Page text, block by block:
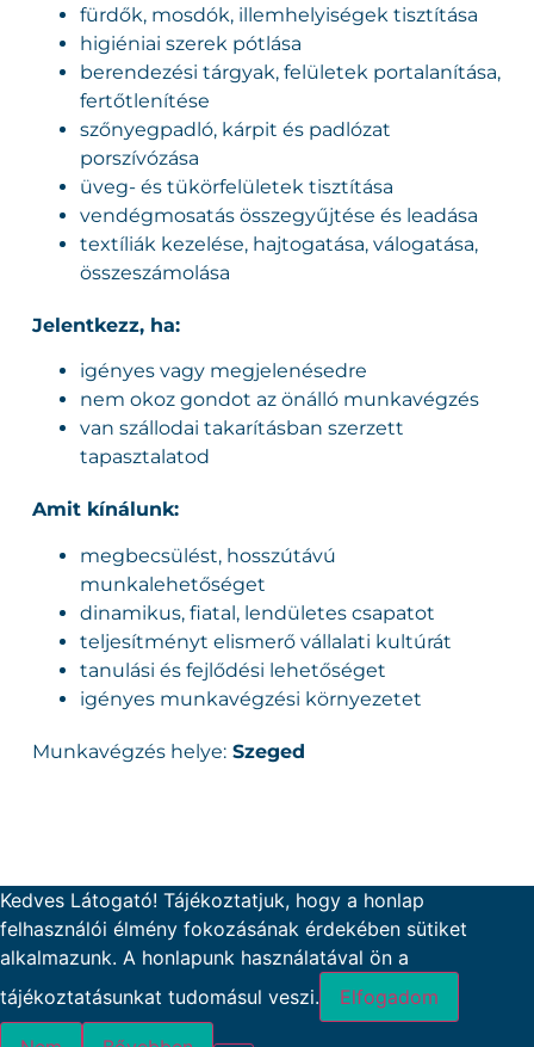
fürdők, mosdók, illemhelyiségek tisztítása
higiéniai szerek pótlása
berendezési tárgyak, felületek portalanítása,
fertőtlenítése
szőnyegpadló, kárpit és padlózat
porszívózása
üveg- és tükörfelületek tisztítása
vendégmosatás összegyűjtése és leadása
textíliák kezelése, hajtogatása, válogatása,
összeszámolása
Jelentkezz, ha:
igényes vagy megjelenésedre
nem okoz gondot az önálló munkavégzés
van szállodai takarításban szerzett
tapasztalatod
Amit kínálunk:
megbecsülést, hosszútávú
munkalehetőséget
dinamikus, fiatal, lendületes csapatot
teljesítményt elismerő vállalati kultúrát
tanulási és fejlődési lehetőséget
igényes munkavégzési környezetet
Munkavégzés helye:Szeged
Kedves Látogató! Tájékoztatjuk, hogy a honlap
felhasználói élmény fokozásának érdekében sütiket
alkalmazunk. A honlapunk használatával ön a
tájékoztatásunkat tudomásul veszi.
Elfogadom